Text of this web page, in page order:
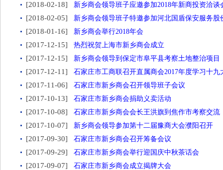
[2018-02-18] 新乡商会领导班子应邀参加2018年新商投资洽谈
[2018-02-05] 新乡商会领导班子特邀参加河北国盾保安服务股
[2018-01-16] 新乡商会举行2018年会
[2017-12-15] 热烈祝贺上海市新乡商会成立
[2017-12-15] 新乡商会领导到保定市阜平县考察土地整治项目
[2017-12-11] 石家庄市工商联召开直属商会2017年度学习十
[2017-11-06] 石家庄市新乡商会召开领导班子会议
[2017-10-13] 石家庄市新乡商会捐助义卖活动
[2017-10-08] 石家庄市新乡商会会长王洪旗到焦作市考察交流
[2017-10-07] 新乡商会领导参加第十二届豫商大会濮阳召开
[2017-09-30] 石家庄市新乡商会召开筹备会议
[2017-09-29] 石家庄市新乡商会举行迎国庆中秋茶话会
[2017-09-07] 石家庄市新乡商会成立揭牌大会